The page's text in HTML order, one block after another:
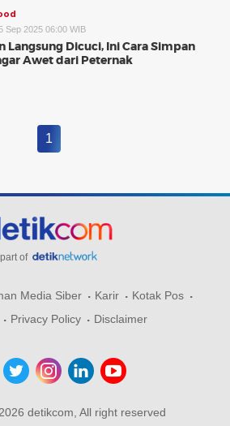
Sep 2025 06:00 WIB
Langsung Dicuci, Ini Cara Simpan
Awet dari Peternak
1
part of
Media Siber Karir
Kotak Pos
Privacy Policy Disclaimer
detikcom, All right reserved